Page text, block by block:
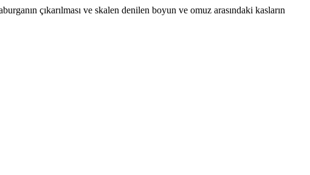
çıkarılması ve skalen denilen boyun ve omuz arasındaki kasların